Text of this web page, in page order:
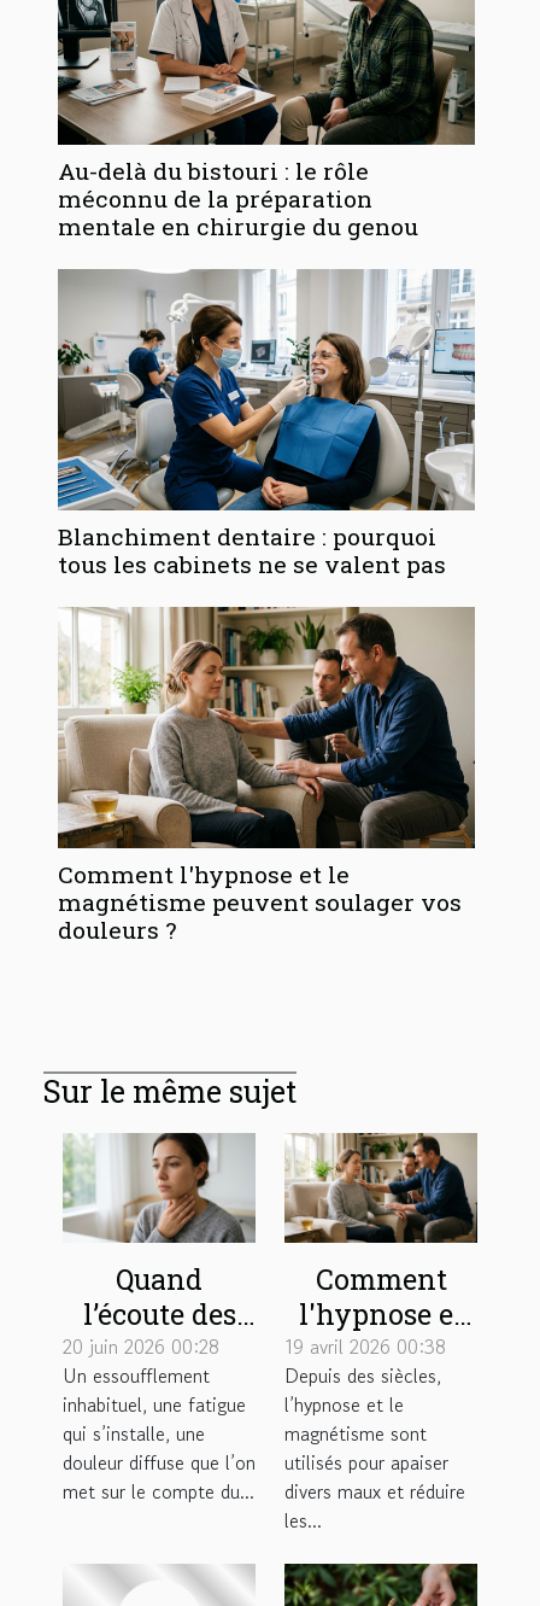
Au-delà du bistouri : le rôle
méconnu de la préparation
mentale en chirurgie du genou
Blanchiment dentaire : pourquoi
tous les cabinets ne se valent pas
Comment l'hypnose et le
magnétisme peuvent soulager vos
douleurs ?
Sur le même sujet
Quand
l’écoute des
premiers
symptômes
change le
cours d’une
pathologie
20 juin 2026 00:28
Un essoufflement
inhabituel, une fatigue
qui s’installe, une
douleur diffuse que l’on
met sur le compte du...
Comment
l'hypnose et
le
magnétisme
peuvent
soulager vos
douleurs ?
19 avril 2026 00:38
Depuis des siècles,
l’hypnose et le
magnétisme sont
utilisés pour apaiser
divers maux et réduire
les...